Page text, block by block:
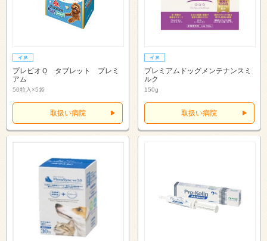
プレビオＱ タブレット プレミ
アム
50粒入×5袋
取扱い病院
プレミアムドッグメンテナンスミ
ルク
150g
取扱い病院